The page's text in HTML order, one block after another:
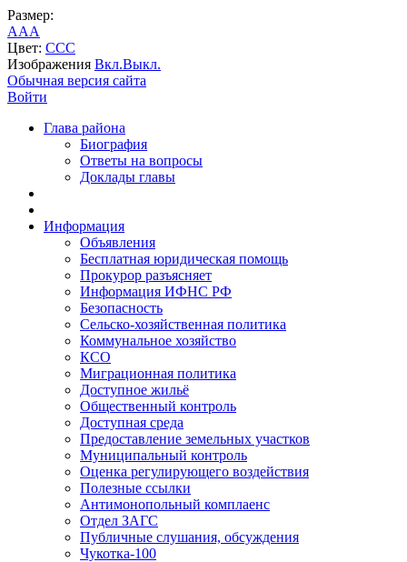
Размер:
AAA
Цвет: CCC
Изображения Вкл.Выкл.
Обычная версия сайта
Войти
Глава района
Биография
Ответы на вопросы
Доклады главы
Информация
Объявления
Бесплатная юридическая помощь
Прокурор разъясняет
Информация ИФНС РФ
Безопасность
Сельско-хозяйственная политика
Коммунальное хозяйство
КСО
Миграционная политика
Доступное жильё
Общественный контроль
Доступная среда
Предоставление земельных участков
Муниципальный контроль
Оценка регулирующего воздействия
Полезные ссылки
Антимонопольный комплаенс
Отдел ЗАГС
Публичные слушания, обсуждения
Чукотка-100